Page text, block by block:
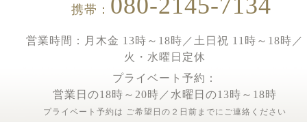
携帯： 080-2145-7134
営業時間：月木金 13時～18時／土日祝 11時～18時／
火・水曜日定休
プライベート予約：
営業日の18時～20時／水曜日の13時～18時
プライベート予約は ご希望日の２日前までにご連絡ください